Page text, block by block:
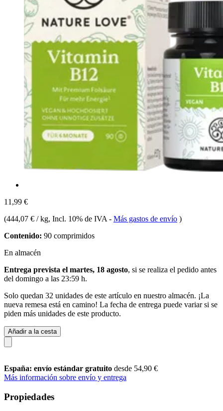
11,99 €
(444,07 € / kg, Incl. 10% de IVA - Más gastos de envío )
Contenido: 90 comprimidos
En almacén
Entrega prevista el martes, 18 agosto, si se realiza el pedido antes
del domingo a las 23:59 h.
Solo quedan 32 unidades de este artículo en nuestro almacén. ¡La
nueva remesa está en camino! La fecha de entrega puede variar si se
piden más unidades de este producto.
Añadir a la cesta
España: envío estándar gratuito desde 54,90 €
Más información sobre envío y entrega
Propiedades